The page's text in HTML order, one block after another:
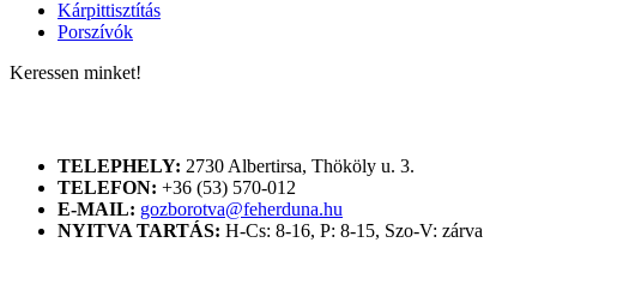
Kárpittisztítás
Porszívók
Keressen minket!
TELEPHELY: 2730 Albertirsa, Thököly u. 3.
TELEFON: +36 (53) 570-012
E-MAIL: gozborotva@feherduna.hu
NYITVA TARTÁS: H-Cs: 8-16, P: 8-15, Szo-V: zárva